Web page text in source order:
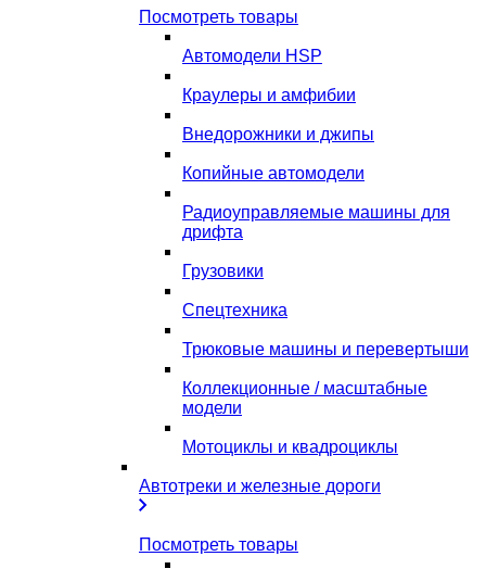
Посмотреть товары
Автомодели HSP
Краулеры и амфибии
Внедорожники и джипы
Копийные автомодели
Радиоуправляемые машины для
дрифта
Грузовики
Спецтехника
Трюковые машины и перевертыши
Коллекционные / масштабные
модели
Мотоциклы и квадроциклы
Автотреки и железные дороги
Посмотреть товары